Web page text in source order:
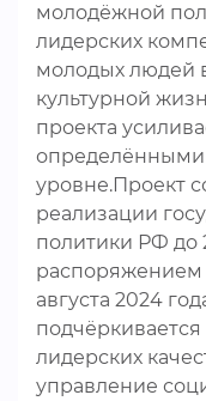
молодёжной
лидерских
молодых людей
культурной
проекта
уровне.Проект
реализации
политики РФ до
распоряжением
августа 2024
лидерских
управление